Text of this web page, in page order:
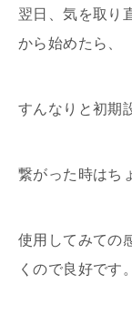
翌日、気を取り
から始めたら、
すんなりと初期
繋がった時はち
使用してみての
くので良好です。